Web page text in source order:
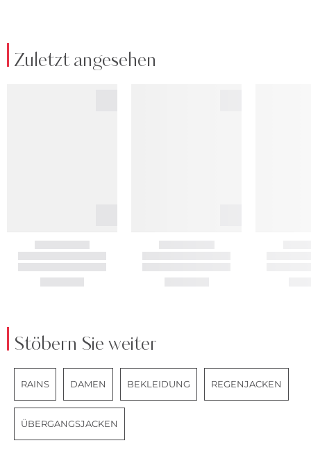
Zuletzt angesehen
Stöbern Sie weiter
RAINS DAMEN BEKLEIDUNG REGENJACKEN
ÜBERGANGSJACKEN